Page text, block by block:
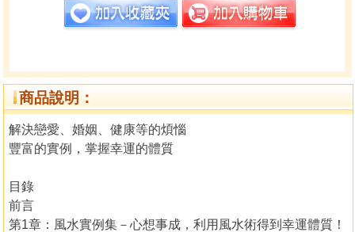
商品說明：
解決戀愛、婚姻、健康等的煩惱
豐富的實例，掌握幸運的體質
目錄
前言
第1章：風水實例集－心想事成，利用風水術得到幸運體質！